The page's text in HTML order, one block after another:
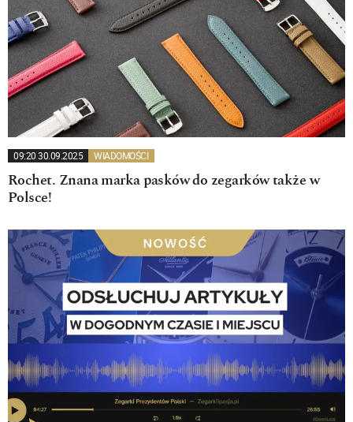
09:20 30.09.2025 WIADOMOŚCI
Rochet. Znana marka pasków do zegarków także w
Polsce!